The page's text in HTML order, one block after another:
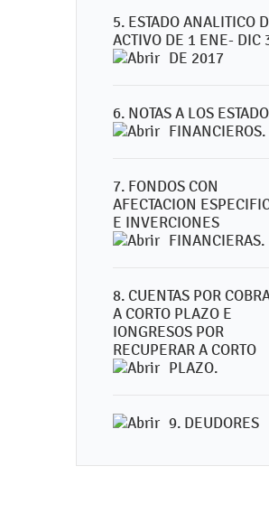
5. ESTADO ANALITICO
ACTIVO DE 1 ENE- DIC
DE 2017
6. NOTAS A LOS
FINANCIEROS.
7. FONDOS CON
AFECTACION
E INVERCIONES
FINANCIERAS.
8. CUENTAS POR
A CORTO PLAZO E
IONGRESOS POR
RECUPERAR A CORTO
PLAZO.
9. DEUDORES